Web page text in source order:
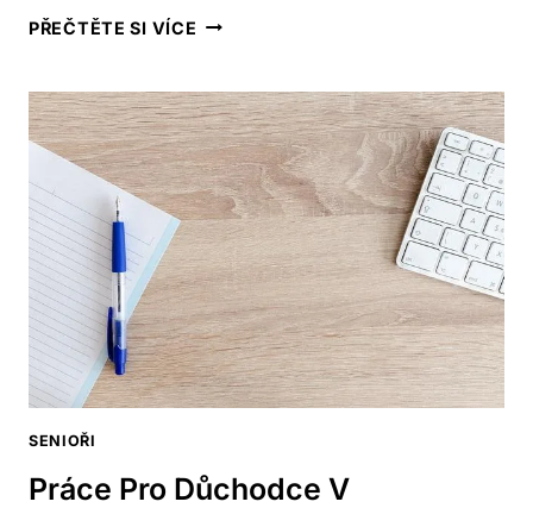
PŘEČTĚTE SI VÍCE NEJLEPŠÍ
VANY
PRO
SENIORY:
BEZPEČNÝ
VSTUP
A
VÝSTUP
Z
VANY
SENIOŘI
Práce Pro Důchodce V